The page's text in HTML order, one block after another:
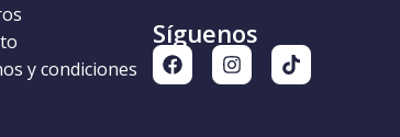
y condiciones
Síguenos